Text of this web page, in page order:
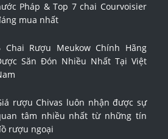
Pháp & Top 7 chai Courvoisier
mua nhất
Chai Rượu Meukow Chính Hãng
Săn Đón Nhiều Nhất Tại Việt
rượu Chivas luôn nhận được sự
tâm nhiều nhất từ những tín
rượu ngoại